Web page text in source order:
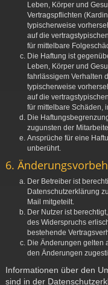
Leben, Körper und
Vertragspflichten
typischerweise
auf die
für mittelbare
Die Haftung ist
Leben, Körper und
fahrlässigem Verhalten
typischerweise
auf die
für mittelbare Schäden,
Die
zugunsten der
Ansprüche für eine
unberührt.
6.
Der Betreiber ist
Datenschutzerklärung
Mail mitgeteilt.
Der Nutzer ist
des Widerspruchs
bestehende
Die Änderungen gelten
den Änderungen
Informationen über den
sind in der